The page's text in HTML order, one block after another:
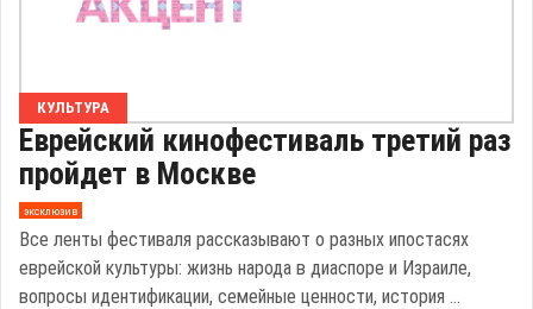
КУЛЬТУРА
Еврейский кинофестиваль третий раз
пройдет в Москве
эксклюзив
Все ленты фестиваля рассказывают о разных ипостасях
еврейской культуры: жизнь народа в диаспоре и Израиле,
вопросы идентификации, семейные ценности, история ...